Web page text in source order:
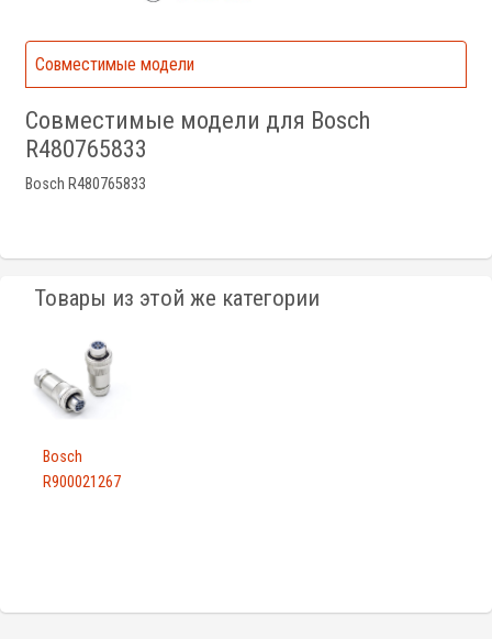
Совместимые модели
Совместимые модели для Bosch
R480765833
Bosch R480765833
Товары из этой же категории
Bosch
R900021267